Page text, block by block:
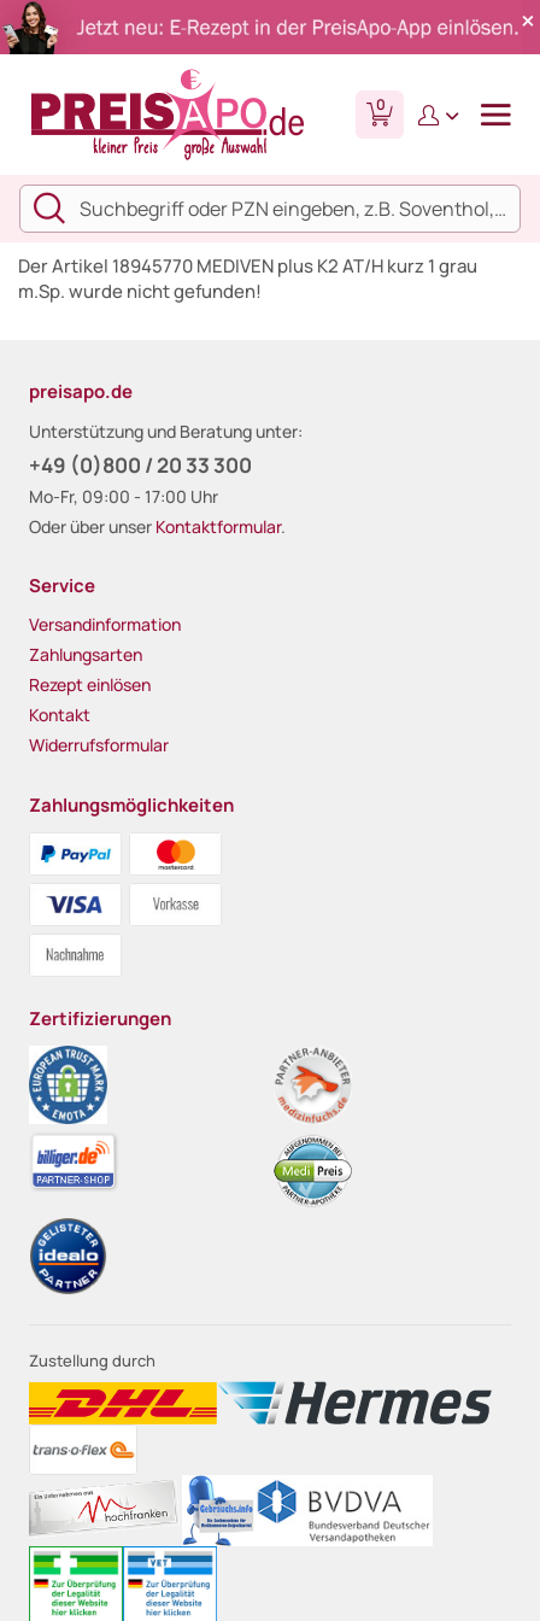
0
Der Artikel 18945770 MEDIVEN plus K2 AT/H kurz 1 grau
m.Sp. wurde nicht gefunden!
preisapo.de
Unterstützung und Beratung unter:
+49 (0)800 / 20 33 300
Mo-Fr, 09:00 - 17:00 Uhr
Oder über unser Kontaktformular.
Service
Versandinformation
Zahlungsarten
Rezept einlösen
Kontakt
Widerrufsformular
Zahlungsmöglichkeiten
Zertifizierungen
Zustellung durch